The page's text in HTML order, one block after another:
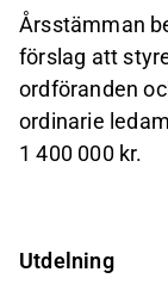
Årsstämman
förslag att
ordföranden
ordinarie
1 400 000 kr.
Utdelning